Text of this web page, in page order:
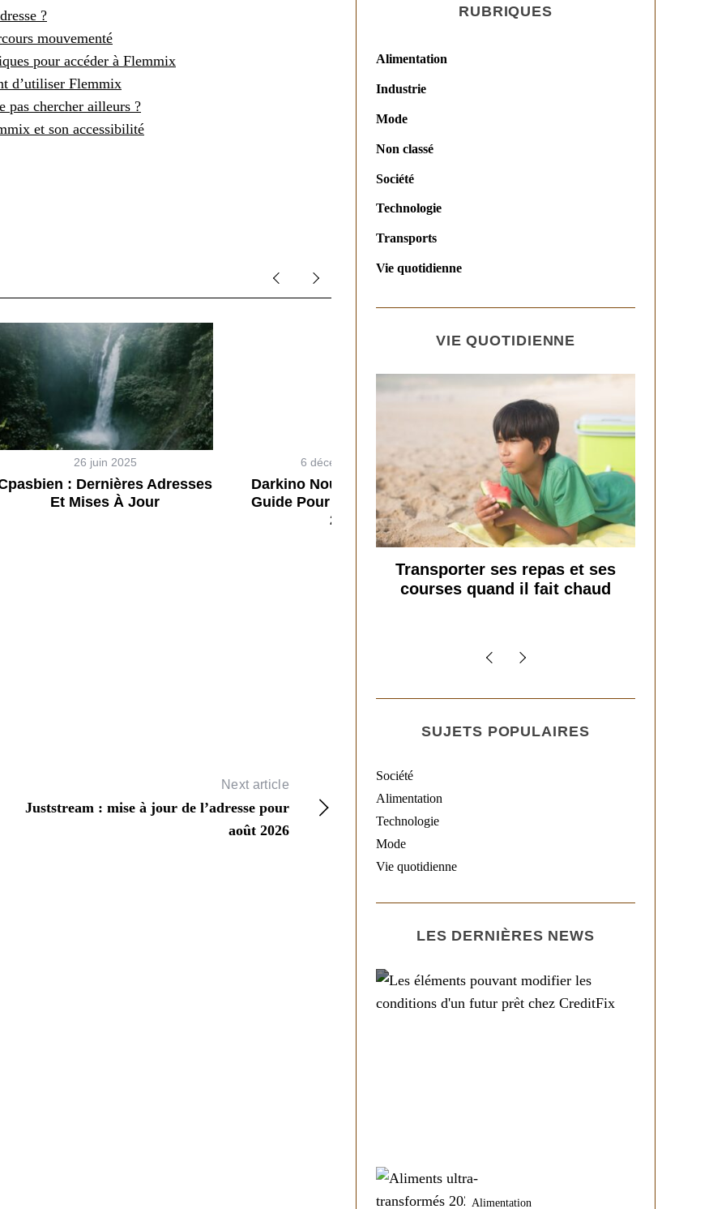
?
mouvementé
pour accéder à Flemmix
d’utiliser Flemmix
pas chercher ailleurs ?
et son accessibilité
26 juin 2025
: Dernières Adresses
Et Mises À Jour
6 décembre 2025
Darkino Nouvelle Adresse :
Guide Pour Y Accéder Août
2026
20 septembre 2025
Découvrez La Nouvelle
Adresse De 1jour1film
Next article
Juststream : mise à jour de l’adresse pour
août 2026
RUBRIQUES
Alimentation
Industrie
Mode
Non classé
Société
Technologie
Transports
Vie quotidienne
VIE QUOTIDIENNE
Transporter ses repas et ses
courses quand il fait chaud
L’art d’organiser le ménage à
la maison : secrets et
SUJETS POPULAIRES
Société
Alimentation
Technologie
Mode
Vie quotidienne
LES DERNIÈRES NEWS
Société
Alimentation